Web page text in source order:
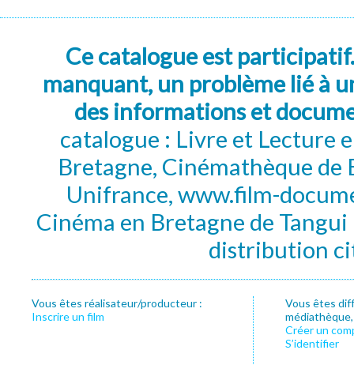
Ce catalogue est
manquant, un problème lié à
des informations et
catalogue : Livre et Lecture
Bretagne, Cinémathèque de
Unifrance, www.film-
Cinéma en Bretagne de
distribution
Vous êtes réalisateur/producteur :
Inscrire un film
Vous êtes
Créer un
S’identifier